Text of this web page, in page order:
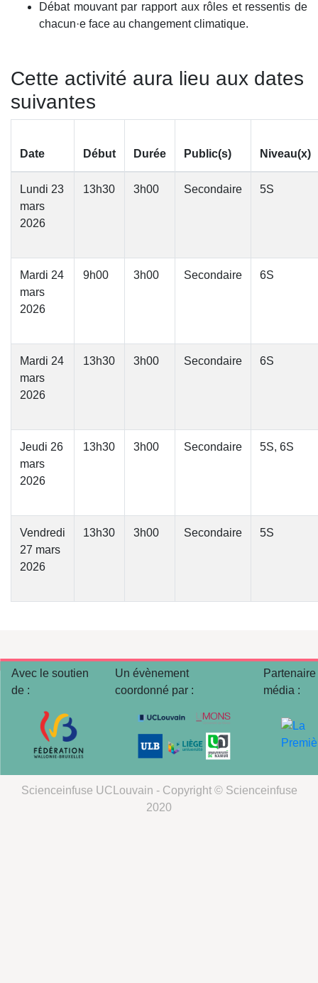
Débat mouvant par rapport aux rôles et ressentis de
chacun·e face au changement climatique.
Cette activité aura lieu aux dates
suivantes
Date Début Durée Public(s) Niveau(x)
Lundi 23
mars
2026
13h30 3h00 Secondaire 5S
Mardi 24
mars
2026
9h00 3h00 Secondaire 6S
Mardi 24
mars
2026
13h30 3h00 Secondaire 6S
Jeudi 26
mars
2026
13h30 3h00 Secondaire 5S, 6S
Vendredi
27 mars
2026
13h30 3h00 Secondaire 5S
Avec le soutien
de :
Un évènement
coordonné par :
Partenaire
média :
Scienceinfuse UCLouvain - Copyright © Scienceinfuse
2020